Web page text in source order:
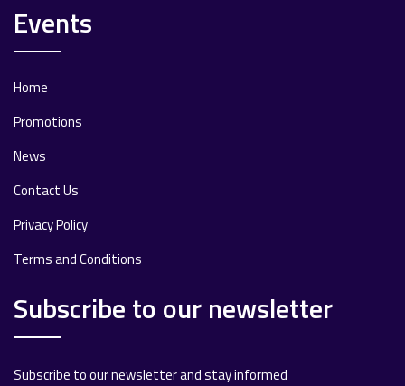
Events
Home
Promotions
News
Contact Us
Privacy Policy
Terms and Conditions
Subscribe to our newsletter
Subscribe to our newsletter and stay informed